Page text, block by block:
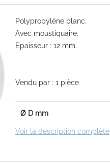
Polypropylène blanc.
Avec moustiquaire.
Epaisseur : 12 mm.
Vendu par : 1 pièce
Ø D mm
Voir la description complète